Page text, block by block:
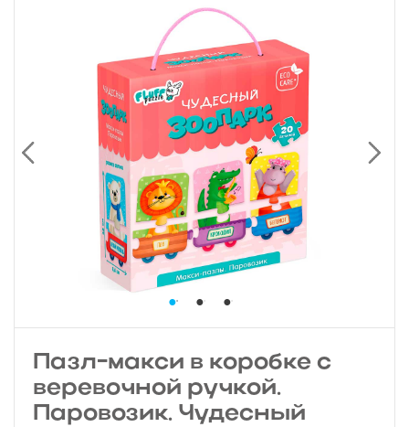
Пазл-макси в коробке с
веревочной ручкой.
Паровозик. Чудесный